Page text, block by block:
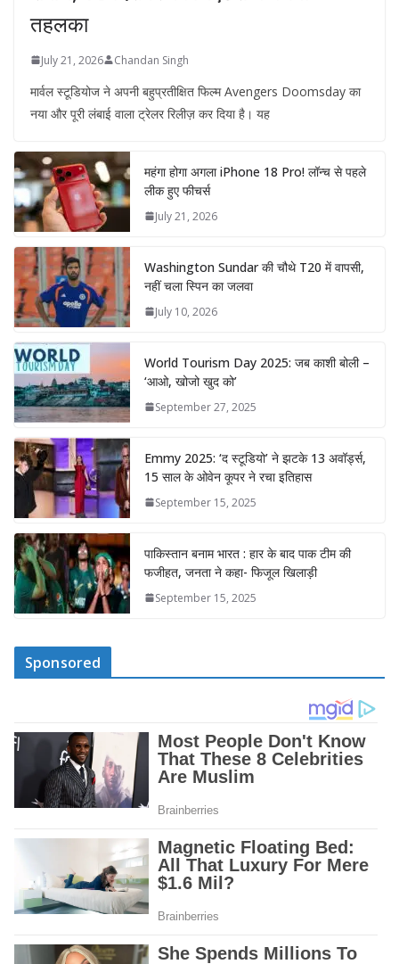
तहलका
July 21, 2026 Chandan Singh
मार्वल स्टूडियोज ने अपनी बहुप्रतीक्षित फिल्म Avengers Doomsday का
नया और पूरी लंबाई वाला ट्रेलर रिलीज़ कर दिया है। यह
महंगा होगा अगला iPhone 18 Pro! लॉन्च से पहले
लीक हुए फीचर्स
July 21, 2026
Washington Sundar की चौथे T20 में वापसी,
नहीं चला स्पिन का जलवा
July 10, 2026
World Tourism Day 2025: जब काशी बोली –
‘आओ, खोजो खुद को’
September 27, 2025
Emmy 2025: ‘द स्टूडियो’ ने झटके 13 अवॉर्ड्स,
15 साल के ओवेन कूपर ने रचा इतिहास
September 15, 2025
पाकिस्तान बनाम भारत : हार के बाद पाक टीम की
फजीहत, जनता ने कहा- फिजूल खिलाड़ी
September 15, 2025
Sponsored